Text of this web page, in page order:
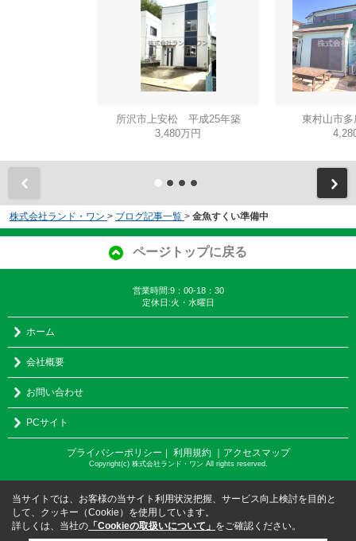
所沢市上安松 平成25年築
3,480万円
東村山市
株式会社ランド・ワン > ブログ記事一覧 > 金魚すくい準備中
ページトップに戻る
営業時間:9：00-18：30
定休日:火・水曜日
ホーム
会社概要
お問い合わせ
PCサイト
プライバシーポリシー ｜ 利用規約 ｜アクセスマップ
Copyright(c) 株式会社ランド・ワン All rights reserved.
当サイトでは、お客様の当サイト利用状況把握、サービス向上検討を目的と
して、クッキー（Cookie）を使用しています。
詳しくは、当社の 「Cookieの取扱いについて」 をご確認ください。